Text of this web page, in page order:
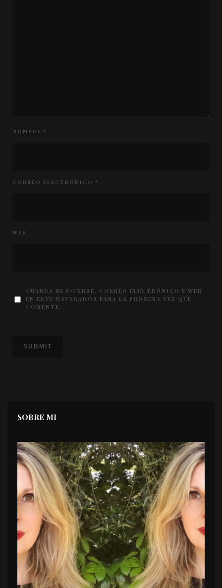
NOMBRE *
CORREO ELECTRÓNICO *
WEB
GUARDA MI NOMBRE, CORREO ELECTRÓNICO Y WEB
EN ESTE NAVEGADOR PARA LA PRÓXIMA VEZ QUE
COMENTE.
SOBRE MI